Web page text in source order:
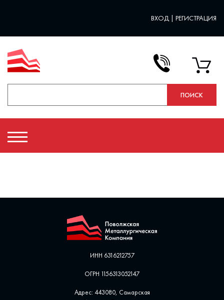
ВХОД | РЕГИСТРАЦИЯ
ИНН 6316212757
ОГРН 1156313052147
Адрес: 443080, Самарская